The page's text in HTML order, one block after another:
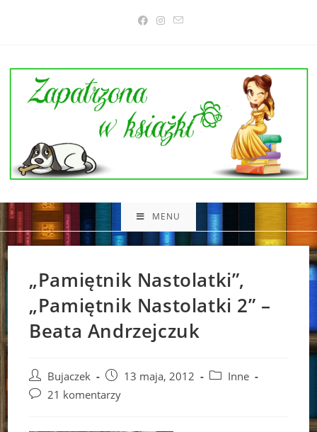
MENU
„Pamiętnik Nastolatki”,
„Pamiętnik Nastolatki 2” –
Beata Andrzejczuk
Post
author:
Bujaczek
Post
published:
13 maja, 2012
PostInne
Post21 komentarzy